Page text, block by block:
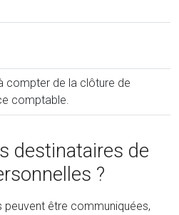
compter de la clôture de
comptable.
destinataires de
?
peuvent être communiquées,